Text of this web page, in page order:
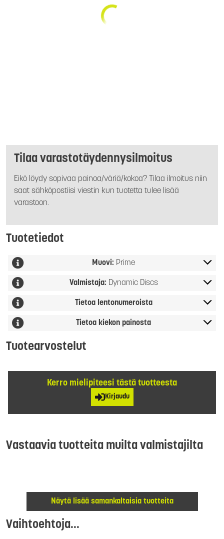
Tilaa varastotäydennysilmoitus
Eikö löydy sopivaa painoa/väriä/kokoa? Tilaa ilmoitus niin
saat sähköpostiisi viestin kun tuotetta tulee lisää
varastoon.
Tuotetiedot
Muovi: Prime
Valmistaja: Dynamic Discs
Tietoa lentonumeroista
Tietoa kiekon painosta
Tuotearvostelut
Kerro mielipiteesi tästä tuotteesta
Kirjaudu
Vastaavia tuotteita muilta valmistajilta
Näytä lisää samankaltaisia tuotteita
Vaihtoehtoja...